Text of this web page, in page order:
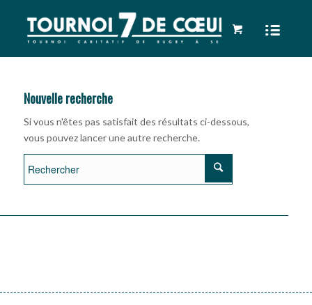
Nouvelle recherche
Si vous n'êtes pas satisfait des résultats ci-dessous,
vous pouvez lancer une autre recherche.